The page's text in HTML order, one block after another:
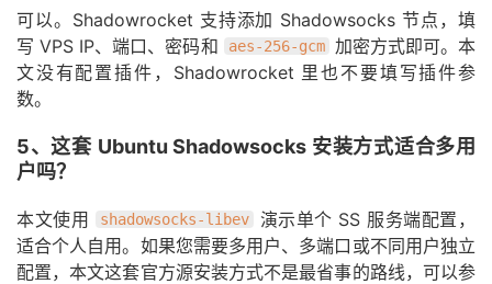
可以。Shadowrocket 支持添加 Shadowsocks 节点，填
写 VPS IP、端口、密码和
aes-256-gcm 加密方式即可。本
文没有配置插件，Shadowrocket 里也不要填写插件参
数。
5、这套 Ubuntu Shadowsocks 安装方式适合多用
户吗？
本文使用 shadowsocks-libev
演示单个 SS 服务端配置，
适合个人自用。如果您需要多用户、多端口或不同用户独立
配置，本文这套官方源安装方式不是最省事的路线，可以参